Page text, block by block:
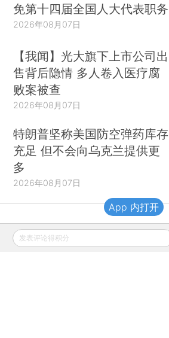
免第十四届全国人大代表职务
2026年08月07日
【我闻】光大旗下上市公司出
售背后隐情 多人卷入医疗腐
败案被查
2026年08月07日
特朗普坚称美国防空弹药库存
充足 但不会向乌克兰提供更
多
2026年08月07日
财新移动
发表评论得积分
App 内打开